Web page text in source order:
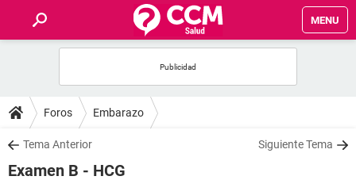
MENU
FOROS
SALUD
Foros Embarazo
Tema Anterior Siguiente Tema
Examen B - HCG